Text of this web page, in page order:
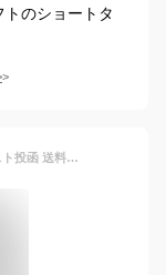
のショートタ
ウォレットチェーン 牛革 4本編み 50cm ポスト投函 送料無料 / 本革 レザー 4本編み ウォレットループ 革 ウォレットロープ ウォレットコード ジュエリー・アクセサリー メンズジュエリー・アクセサリー ウォレットチェーン 革（レザー） ポイント消化